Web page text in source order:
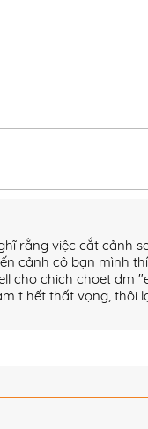
rằng việc cắt cảnh
cảnh cô bạn mình
cho chịch choẹt dm
t hết thất vọng, thôi